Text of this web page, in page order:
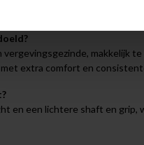
makkelijk
extra comfort en
en een lichtere shaft en grip,